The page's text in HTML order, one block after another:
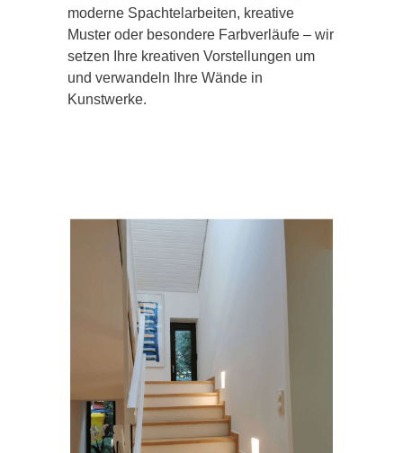
moderne Spachtelarbeiten, kreative
Muster oder besondere Farbverläufe – wir
setzen Ihre kreativen Vorstellungen um
und verwandeln Ihre Wände in
Kunstwerke.